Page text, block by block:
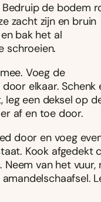
de bodem
zacht zijn en bruin
bak het al
schroeien.
Voeg de
elkaar. Schenk
een deksel op
af en toe door.
door en voeg
Kook afgedekt
van het vuur,